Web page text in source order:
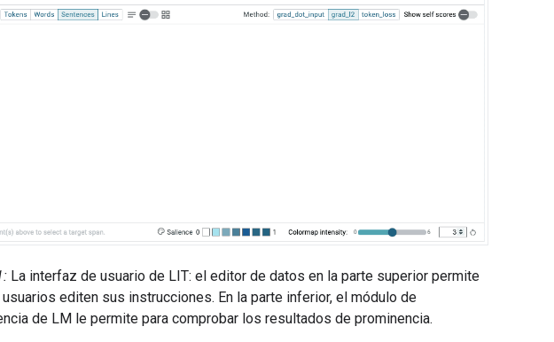
La interfaz de usuario de LIT: el editor de datos en la parte superior permite
editen sus instrucciones. En la parte inferior, el módulo de
de LM le permite para comprobar los resultados de prominencia.